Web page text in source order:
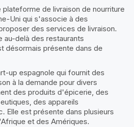
plateforme de livraison de nourriture
Uni qui s'associe à des
des services de livraison.
au-delà des restaurants
désormais présente dans de
up espagnole qui fournit des
à la demande pour divers
des produits d'épicerie, des
des appareils
Elle est présente dans plusieurs
et des Amériques.